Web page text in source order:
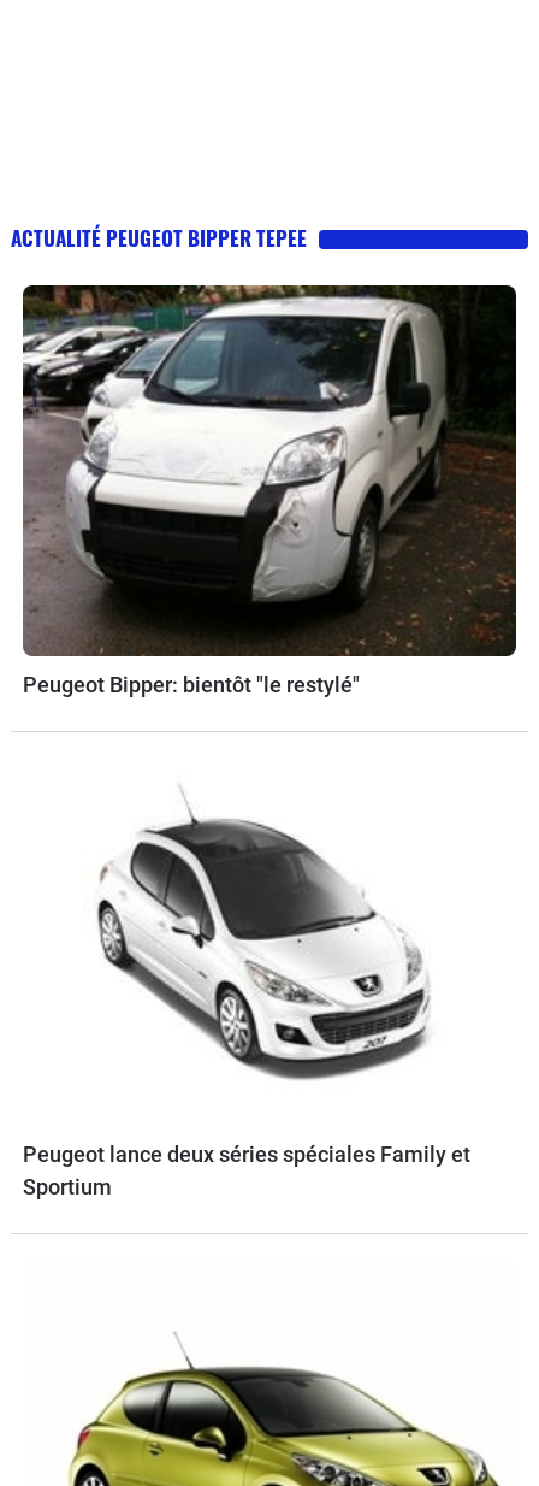
ACTUALITÉ PEUGEOT BIPPER TEPEE
Peugeot Bipper: bientôt "le restylé"
Peugeot lance deux séries spéciales Family et
Sportium